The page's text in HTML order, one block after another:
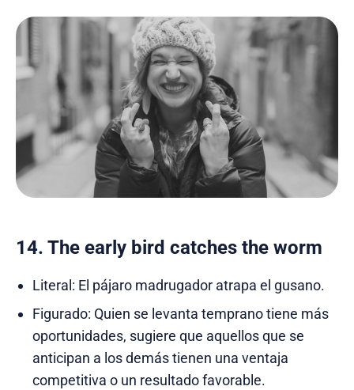
14. The early bird catches the worm
Literal: El pájaro madrugador atrapa el gusano.
Figurado: Quien se levanta temprano tiene más
oportunidades, sugiere que aquellos que se
anticipan a los demás tienen una ventaja
competitiva o un resultado favorable.